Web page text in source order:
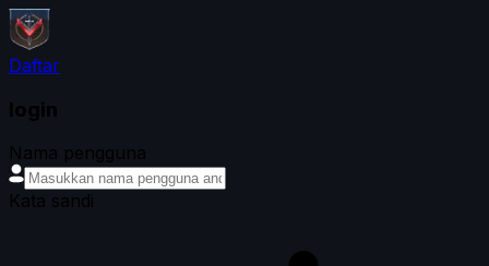
Daftar
login
Nama pengguna
Kata sandi